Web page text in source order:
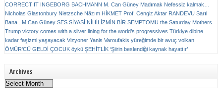
CORRECT IT INGEBORG BACHMANN M. Can Güney Madımak Nefessiz kalmak…
Nicholas Glastonbury Nietzsche Nâzım HİKMET Prof. Cengiz Aktar RANDEVU Sarıl
Bana . M Can Güney SES SİYASİ NİHİLİZMİN BİR SEMPTOMU the Saturday Mothers
Trump victory comes with a silver lining for the world’s progressives Türkiye dibine
kadar faşizmi yaşayacak Vizyoner Yanis Varoufakis yüreğimde bir avuç volkan
ÖMÜR'CÜ GELDİ ÇOCUK öykü ŞEHİTLİK ‘Şiirin beslendiği kaynak hayattır’
Archives
Archives